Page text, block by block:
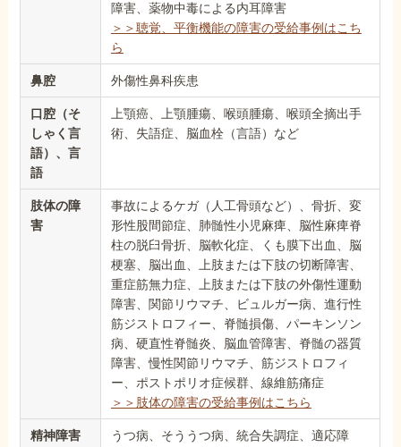
障害、薬物中毒による内耳障害
＞＞聴覚、平衡機能の障害の受給事例はこち
ら
鼻腔 外傷性鼻科疾患
口腔（そ
しゃく言
語）、言
語
上顎癌、上顎腫瘍、喉頭腫瘍、喉頭全摘出手
術、失語症、脳血栓（言語）など
肢体の障
害
事故によるケガ（人工骨頭など）、骨折、変
形性股間節症、肺髄性小児麻痺、脳性麻痺脊
柱の脱臼骨折、脳軟化症、くも膜下出血、脳
梗塞、脳出血、上肢または下肢の切断障害、
重症筋無力症、上肢または下肢の外傷性運動
障害、関節リウマチ、ビュルガー病、進行性
筋ジストロフィー、脊髄損傷、パーキンソン
病、硬直性脊髄炎、脳血管障害、脊髄の器質
障害、慢性関節リウマチ、筋ジストロフィ
ー、ポストポリオ症候群、線維筋痛症
＞＞肢体の障害の受給事例はこちら
精神障害
うつ病、そううつ病、統合失調症、適応障